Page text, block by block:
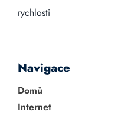
rychlosti
Navigace
Domů
Internet